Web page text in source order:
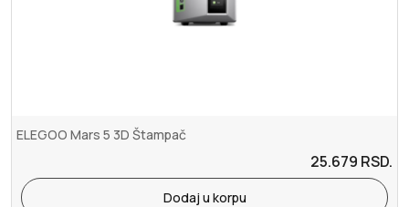
ELEGOO Mars 5 3D Štampač
25.679 RSD.
Dodaj u korpu